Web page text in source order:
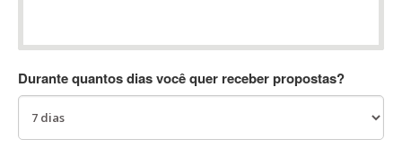
AC3
Durante quantos dias você quer receber propostas?